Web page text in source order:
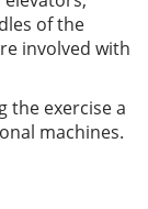
of the
involved with
the exercise a
machines.